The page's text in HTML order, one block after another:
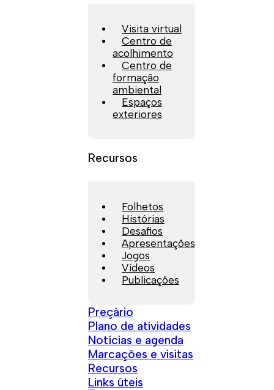
Visita virtual
Centro de
acolhimento
Centro de
formação
ambiental
Espaços
exteriores
Recursos
Folhetos
Histórias
Desafios
Apresentações
Jogos
Vídeos
Publicações
Preçário
Plano de atividades
Notícias e agenda
Marcações e visitas
Recursos
Links úteis